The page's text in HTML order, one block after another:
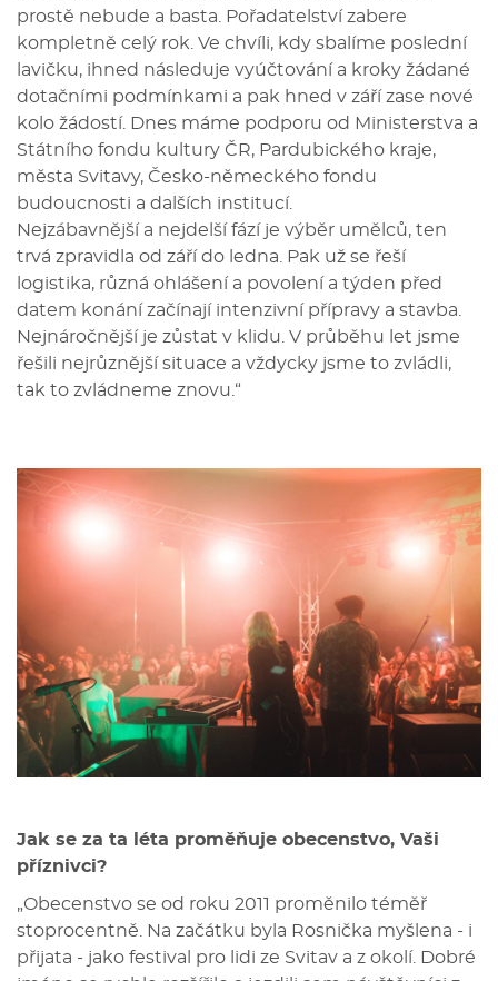
prostě nebude a basta. Pořadatelství zabere
kompletně celý rok. Ve chvíli, kdy sbalíme poslední
lavičku, ihned následuje vyúčtování a kroky žádané
dotačními podmínkami a pak hned v září zase nové
kolo žádostí. Dnes máme podporu od Ministerstva a
Státního fondu kultury ČR, Pardubického kraje,
města Svitavy, Česko-německého fondu
budoucnosti a dalších institucí.
Nejzábavnější a nejdelší fází je výběr umělců, ten
trvá zpravidla od září do ledna. Pak už se řeší
logistika, různá ohlášení a povolení a týden před
datem konání začínají intenzivní přípravy a stavba.
Nejnáročnější je zůstat v klidu. V průběhu let jsme
řešili nejrůznější situace a vždycky jsme to zvládli,
tak to zvládneme znovu.“
Jak se za ta léta proměňuje obecenstvo, Vaši
příznivci?
„Obecenstvo se od roku 2011 proměnilo téměř
stoprocentně. Na začátku byla Rosnička myšlena - i
přijata - jako festival pro lidi ze Svitav a z okolí. Dobré